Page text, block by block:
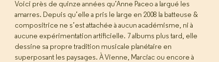
Voici près de quinze années qu’Anne Paceo a largué les
amarres. Depuis qu’elle a pris le large en 2008 la batteuse &
compositrice ne s’est attachée à aucun académisme, ni à
aucune expérimentation artificielle. 7 albums plus tard, elle
dessine sa propre tradition musicale planétaire en
superposant les paysages. À Vienne, Marciac ou encore à